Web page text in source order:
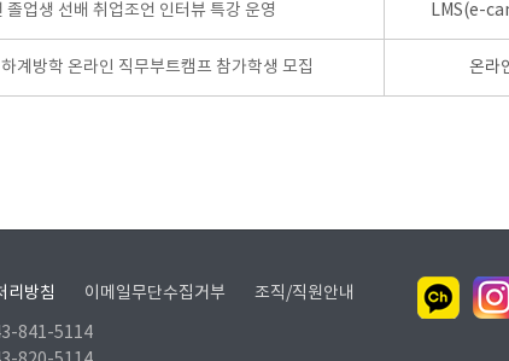
졸업생 선배 취업조언 인터뷰 특강 운영 LMS(e-
계방학 온라인 직무부트캠프 참가학생 모집 온라
리방침 이메일무단수집거부 조직/직원안내
841-5114